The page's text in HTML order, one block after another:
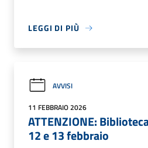
LEGGI DI PIÙ
AVVISI
11 FEBBRAIO 2026
ATTENZIONE:
12 e 13 febbraio